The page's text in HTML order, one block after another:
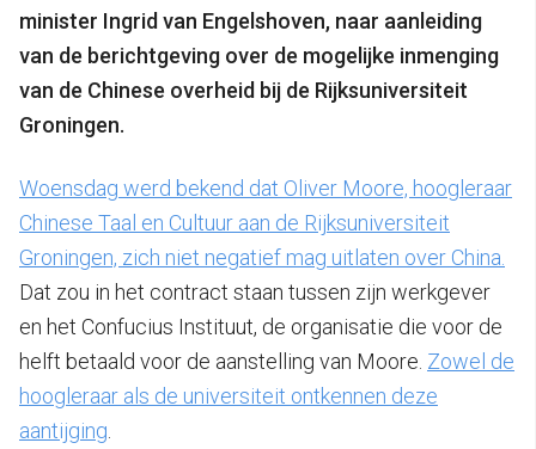
minister Ingrid van Engelshoven, naar aanleiding
van de berichtgeving over de mogelijke inmenging
van de Chinese overheid bij de Rijksuniversiteit
Groningen.
Woensdag werd bekend dat Oliver Moore, hoogleraar
Chinese Taal en Cultuur aan de Rijksuniversiteit
Groningen, zich niet negatief mag uitlaten over China.
Dat zou in het contract staan tussen zijn werkgever
en het Confucius Instituut, de organisatie die voor de
helft betaald voor de aanstelling van Moore. Zowel de
hoogleraar als de universiteit ontkennen deze
aantijging